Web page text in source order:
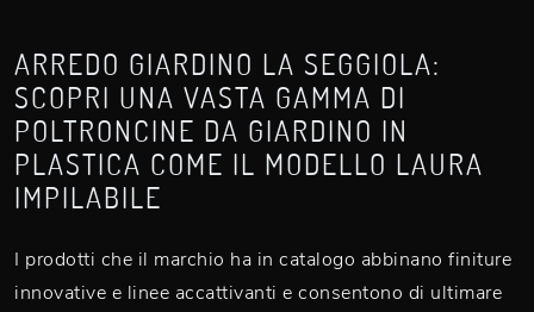
ARREDO GIARDINO LA SEGGIOLA:
SCOPRI UNA VASTA GAMMA DI
POLTRONCINE DA GIARDINO IN
PLASTICA COME IL MODELLO LAURA
IMPILABILE
I prodotti che il marchio ha in catalogo abbinano finiture
innovative e linee accattivanti e consentono di ultimare